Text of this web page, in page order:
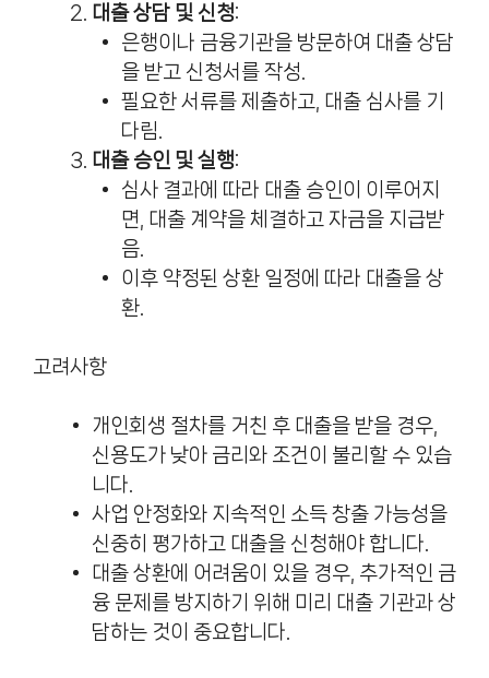
대출 상담 및 신청:
은행이나 금융기관을 방문하여 대출 상담
을 받고 신청서를 작성.
필요한 서류를 제출하고, 대출 심사를 기
다림.
대출 승인 및 실행:
심사 결과에 따라 대출 승인이 이루어지
면, 대출 계약을 체결하고 자금을 지급받
음.
이후 약정된 상환 일정에 따라 대출을 상
환.
고려사항
개인회생 절차를 거친 후 대출을 받을 경우,
신용도가 낮아 금리와 조건이 불리할 수 있습
니다.
사업 안정화와 지속적인 소득 창출 가능성을
신중히 평가하고 대출을 신청해야 합니다.
대출 상환에 어려움이 있을 경우, 추가적인 금
융 문제를 방지하기 위해 미리 대출 기관과 상
담하는 것이 중요합니다.